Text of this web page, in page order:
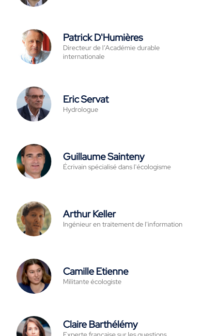
Patrick D'Humières
Directeur de l’Académie durable
internationale
Eric Servat
Hydrologue
Guillaume Sainteny
Écrivain spécialisé dans l'écologisme
Arthur Keller
Ingénieur en traitement de l'information
Camille Etienne
Militante écologiste
Claire Barthélémy